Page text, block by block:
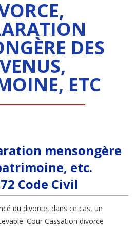
DES
ETC
mensongère
etc.
Code Civil
du divorce, dans ce cas, un
Cour Cassation divorce